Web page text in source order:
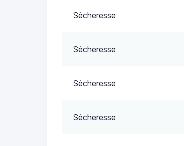
Sécheresse
Sécheresse
Sécheresse
Sécheresse